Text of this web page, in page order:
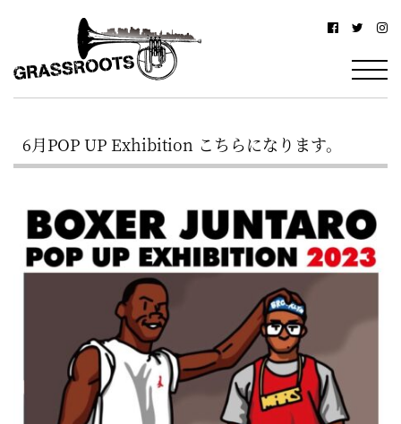
浜
グ
ス
ー
ツ
YOKOHAMA
Grassroots
–
駅
北
西
口
ら
徒
歩
鶴
6月POP UP Exhibition こちらになります。